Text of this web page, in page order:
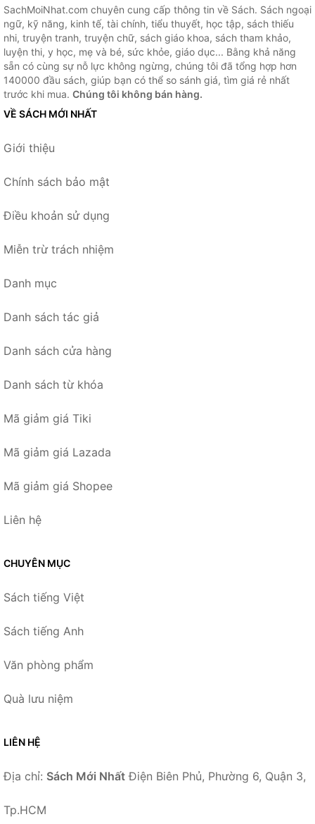
SachMoiNhat.com chuyên cung cấp thông tin về Sách. Sách ngoại
ngữ, kỹ năng, kinh tế, tài chính, tiểu thuyết, học tập, sách thiếu
nhi, truyện tranh, truyện chữ, sách giáo khoa, sách tham khảo,
luyện thi, y học, mẹ và bé, sức khỏe, giáo dục... Bằng khả năng
sẵn có cùng sự nỗ lực không ngừng, chúng tôi đã tổng hợp hơn
140000 đầu sách, giúp bạn có thể so sánh giá, tìm giá rẻ nhất
trước khi mua. Chúng tôi không bán hàng.
VỀ SÁCH MỚI NHẤT
Giới thiệu
Chính sách bảo mật
Điều khoản sử dụng
Miễn trừ trách nhiệm
Danh mục
Danh sách tác giả
Danh sách cửa hàng
Danh sách từ khóa
Mã giảm giá Tiki
Mã giảm giá Lazada
Mã giảm giá Shopee
Liên hệ
CHUYÊN MỤC
Sách tiếng Việt
Sách tiếng Anh
Văn phòng phẩm
Quà lưu niệm
LIÊN HỆ
Địa chỉ: Sách Mới Nhất Điện Biên Phủ, Phường 6, Quận 3,
Tp.HCM